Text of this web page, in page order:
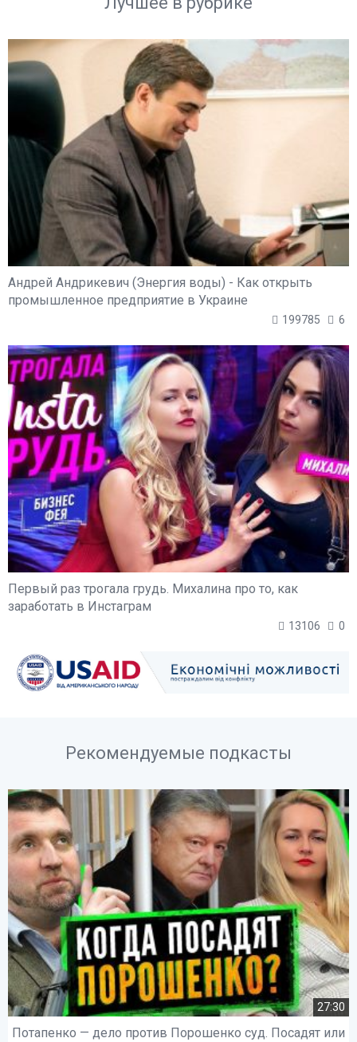
Андрей Андрикевич (Энергия воды) - Как открыть
промышленное предприятие в Украине
199785 6
Первый раз трогала грудь. Михалина про то, как
заработать в Инстаграм
13106 0
Рекомендуемые подкасты
27:30
Потапенко — дело против Порошенко суд. Посадят или